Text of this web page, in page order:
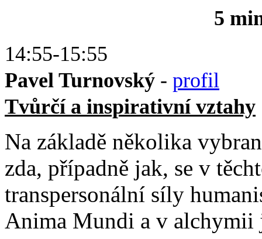
5
14:55-15:55
Pavel Turnovský - profil
Tvůrčí a inspirativní vztahy
Na základě několika
zda, případně jak, se v
transpersonální síly
Anima Mundi a v alchymii